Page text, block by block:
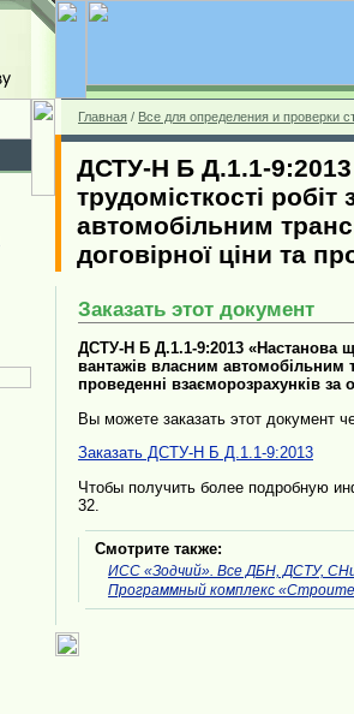
Главная / Все для определения и проверки
ДСТУ-Н Б Д.1.1-9:2013
трудомісткості
автомобільним
договірної ціни та
Заказать этот документ
ДСТУ-Н Б Д.1.1-9:2013 «Настанова
вантажів власним автомобільним
проведенні взаєморозрахунків за
Вы можете заказать этот документ
Заказать ДСТУ-H Б Д.1.1-9:2013
Чтобы получить более подробную
32.
Смотрите также:
ИСС «Зодчий». Все ДБН, ДСТУ,
Программный комплекс